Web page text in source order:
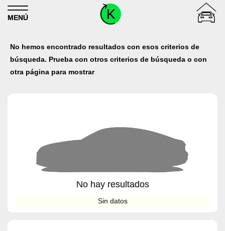
Skip to content
MENÚ
No hemos encontrado resultados con esos criterios de
búsqueda. Prueba con otros criterios de búsqueda o con
otra página para mostrar
No hay resultados
Sin datos